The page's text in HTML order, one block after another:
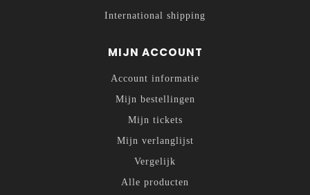
International shipping
MIJN ACCOUNT
Account informatie
Mijn bestellingen
Mijn tickets
Mijn verlanglijst
Vergelijk
Alle producten